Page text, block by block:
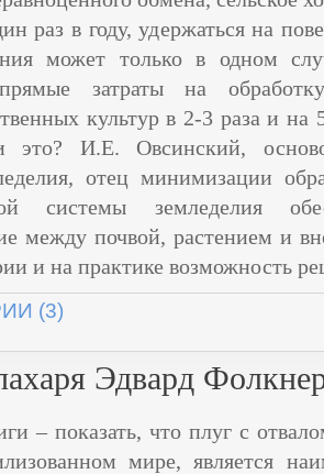
раз в году, удержаться на
может только в одном
затраты на
культур в 2-3 раза и
это? И.Е. Овсинский,
отец минимизации
системы земледелия
между почвой, растением и
и на практике возможность
(3)
Эдвард
– показать, что плуг с
мире, является